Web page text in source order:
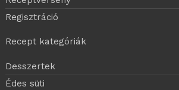
Regisztráció
Recept kategóriák
Desszertek
Édes süti